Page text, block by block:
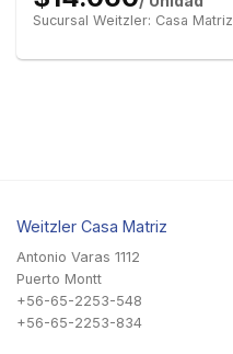
Sucursal Weitzler: Casa Matriz
Weitzler Casa Matriz
Antonio Varas 1112
Puerto Montt
+56-65-2253-548
+56-65-2253-834